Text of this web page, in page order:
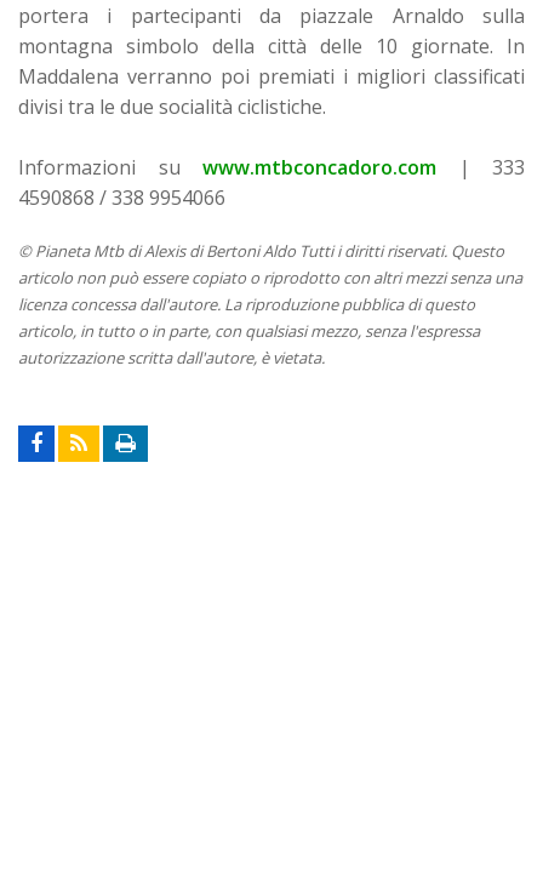
portera i partecipanti da piazzale Arnaldo sulla
montagna simbolo della città delle 10 giornate. In
Maddalena verranno poi premiati i migliori classificati
divisi tra le due socialità ciclistiche.
Informazioni su www.mtbconcadoro.com | 333
4590868 / 338 9954066
© Pianeta Mtb di Alexis di Bertoni Aldo Tutti i diritti riservati. Questo
articolo non può essere copiato o riprodotto con altri mezzi senza una
licenza concessa dall'autore. La riproduzione pubblica di questo
articolo, in tutto o in parte, con qualsiasi mezzo, senza l'espressa
autorizzazione scritta dall'autore, è vietata.